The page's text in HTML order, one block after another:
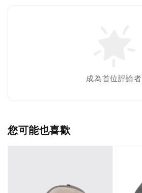
成為首位評論者
您可能也喜歡